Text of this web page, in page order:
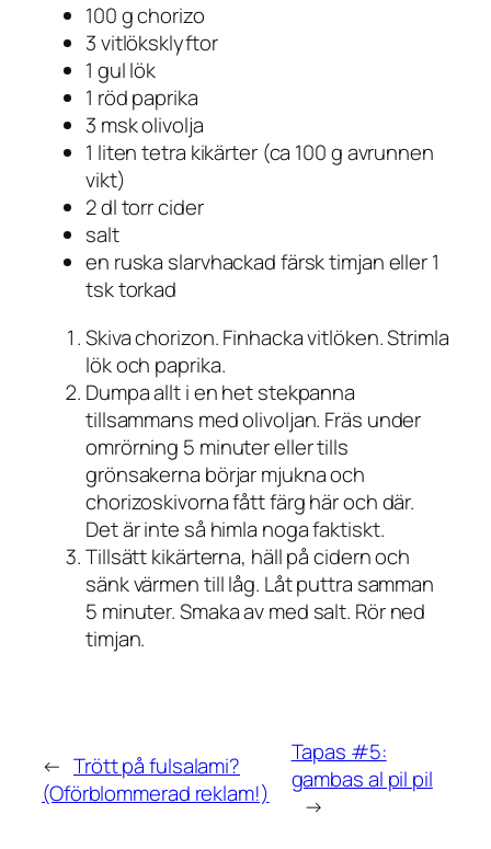
100 g chorizo
3 vitlöksklyftor
1 gul lök
1 röd paprika
3 msk olivolja
1 liten tetra kikärter (ca 100 g avrunnen
vikt)
2 dl torr cider
salt
en ruska slarvhackad färsk timjan eller 1
tsk torkad
Skiva chorizon. Finhacka vitlöken. Strimla
lök och paprika.
Dumpa allt i en het stekpanna
tillsammans med olivoljan. Fräs under
omrörning 5 minuter eller tills
grönsakerna börjar mjukna och
chorizoskivorna fått färg här och där.
Det är inte så himla noga faktiskt.
Tillsätt kikärterna, häll på cidern och
sänk värmen till låg. Låt puttra samman
5 minuter. Smaka av med salt. Rör ned
timjan.
← Trött på fulsalami?
(Oförblommerad reklam!)
Tapas #5:
gambas al pil pil
→